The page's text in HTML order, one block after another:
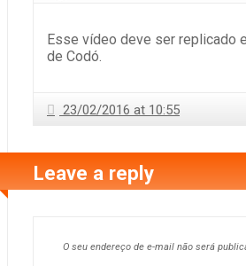
Esse vídeo deve ser replicado
de Codó.
23/02/2016 at 10:55
Leave a reply
O seu endereço de e-mail não será